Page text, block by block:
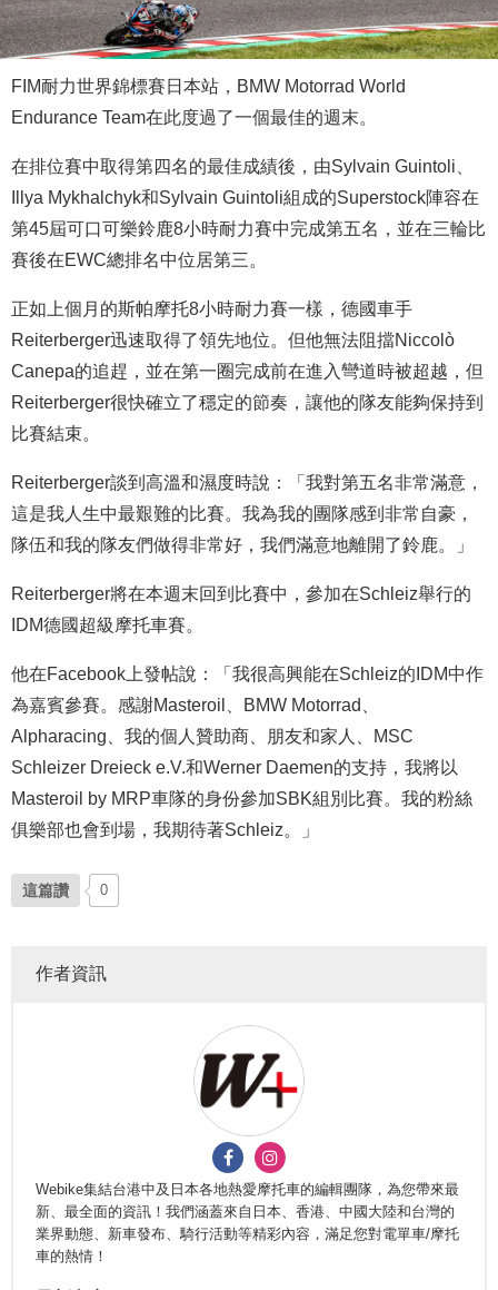
FIM耐力世界錦標賽日本站，BMW Motorrad World
Endurance Team在此度過了一個最佳的週末。
在排位賽中取得第四名的最佳成績後，由Sylvain Guintoli、
Illya Mykhalchyk和Sylvain Guintoli組成的Superstock陣容在
第45屆可口可樂鈴鹿8小時耐力賽中完成第五名，並在三輪比
賽後在EWC總排名中位居第三。
正如上個月的斯帕摩托8小時耐力賽一樣，德國車手
Reiterberger迅速取得了領先地位。但他無法阻擋Niccolò
Canepa的追趕，並在第一圈完成前在進入彎道時被超越，但
Reiterberger很快確立了穩定的節奏，讓他的隊友能夠保持到
比賽結束。
Reiterberger談到高溫和濕度時說：「我對第五名非常滿意，
這是我人生中最艱難的比賽。我為我的團隊感到非常自豪，
隊伍和我的隊友們做得非常好，我們滿意地離開了鈴鹿。」
Reiterberger將在本週末回到比賽中，參加在Schleiz舉行的
IDM德國超級摩托車賽。
他在Facebook上發帖說：「我很高興能在Schleiz的IDM中作
為嘉賓參賽。感謝Masteroil、BMW Motorrad、
Alpharacing、我的個人贊助商、朋友和家人、MSC
Schleizer Dreieck e.V.和Werner Daemen的支持，我將以
Masteroil by MRP車隊的身份參加SBK組別比賽。我的粉絲
俱樂部也會到場，我期待著Schleiz。」
這篇讚 0
作者資訊
Webike集結台港中及日本各地熱愛摩托車的編輯團隊，為您帶來最
新、最全面的資訊！我們涵蓋來自日本、香港、中國大陸和台灣的
業界動態、新車發布、騎行活動等精彩內容，滿足您對電單車/摩托
車的熱情！